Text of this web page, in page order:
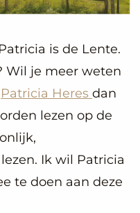
is de Lente.
Wil je meer weten
Patricia Heres dan
lezen op de
Ik wil Patricia
te doen aan deze